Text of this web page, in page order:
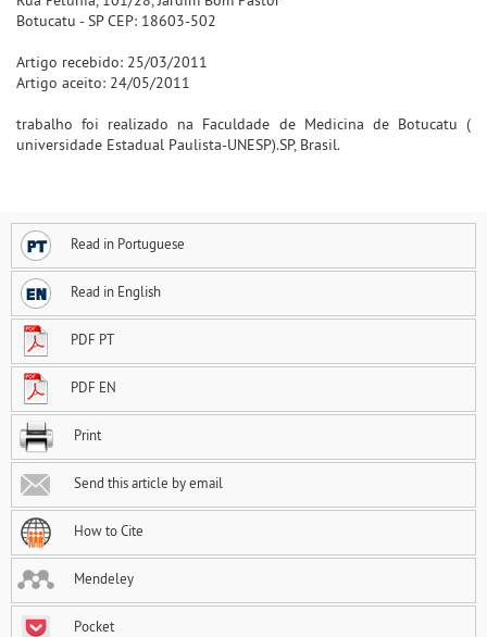
Botucatu - SP CEP: 18603-502
Artigo recebido: 25/03/2011
Artigo aceito: 24/05/2011
trabalho foi realizado na Faculdade de Medicina de Botucatu (
universidade Estadual Paulista-UNESP).SP, Brasil.
Read in Portuguese
Read in English
PDF PT
PDF EN
Print
Send this article by email
How to Cite
Mendeley
Pocket